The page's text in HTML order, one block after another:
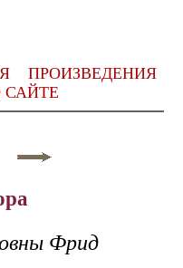
ПРОИЗВЕДЕНИЯ
САЙТЕ
Фрид